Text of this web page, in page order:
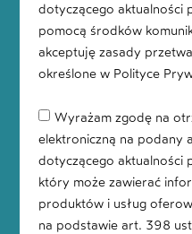
dotyczącego aktualności
pomocą środków
akceptuję zasady
określone w Polityce
Wyrażam zgodę na
elektroniczną na podany
dotyczącego aktualności
który może zawierać
produktów i usług
na podstawie art. 398